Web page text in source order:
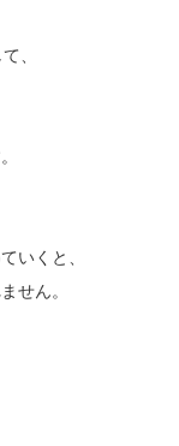
、
いくと、
せん。